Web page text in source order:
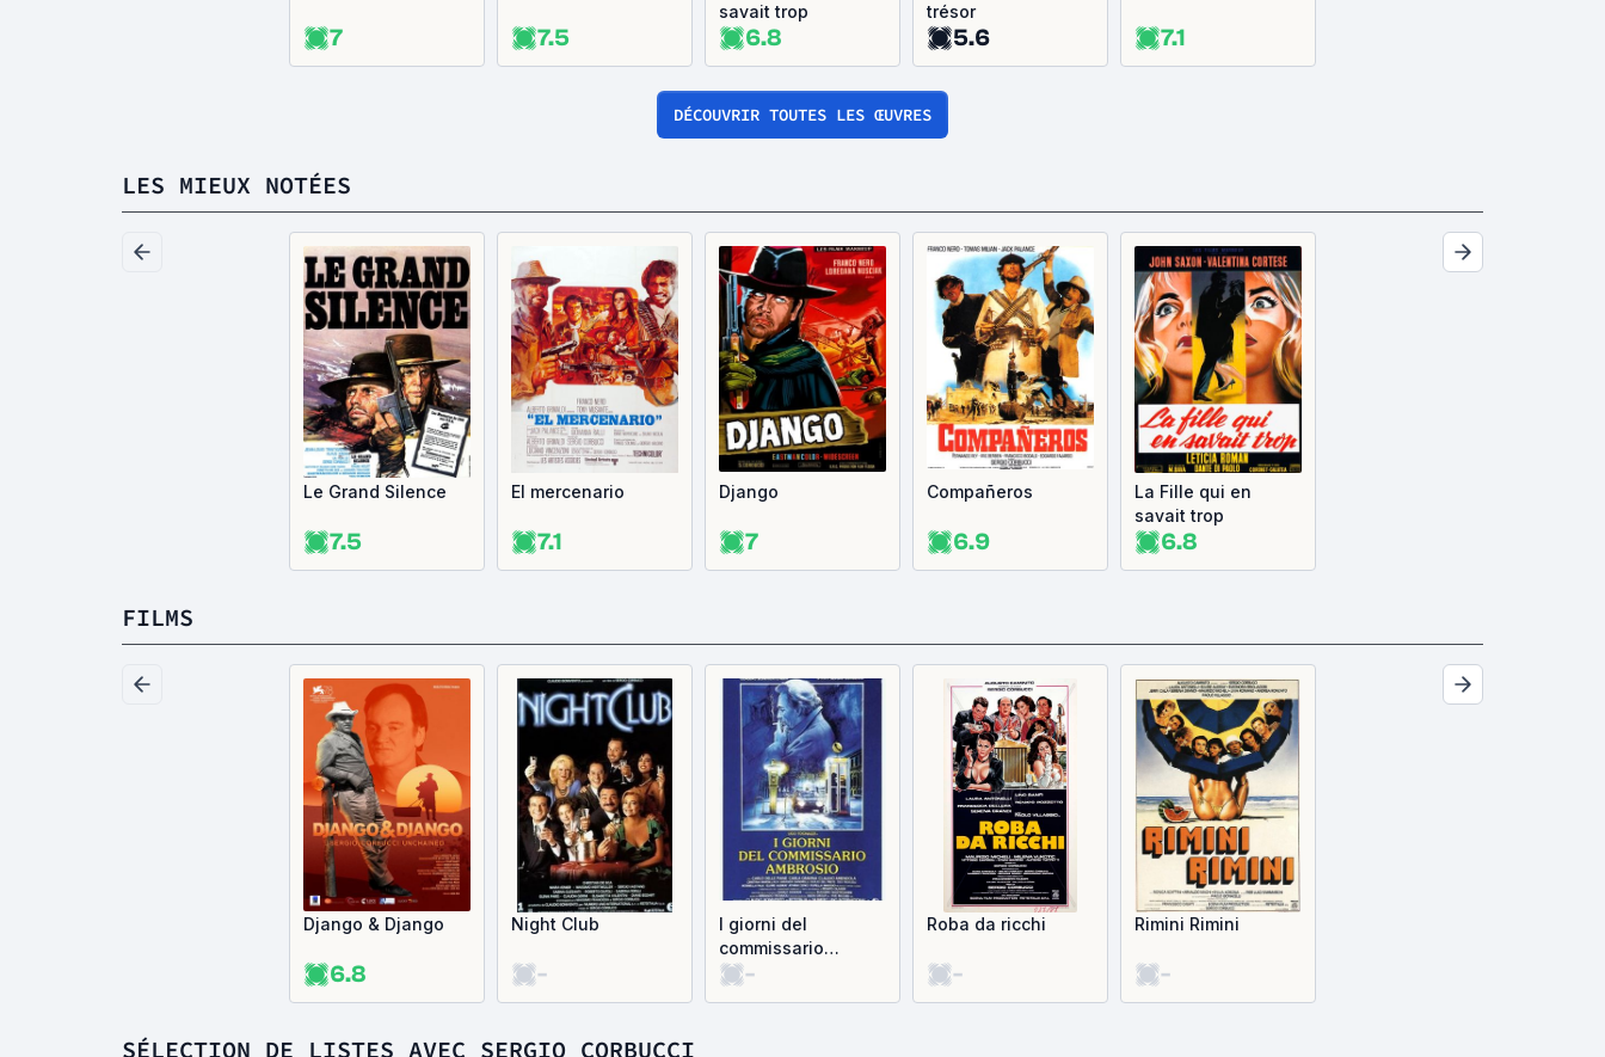
7 7.5
savait trop
6.8
trésor
5.6 7.1
DÉCOUVRIR TOUTES LES ŒUVRES
LES MIEUX NOTÉES
Le Grand Silence
7.5
El mercenario
7.1
Django
7
Compañeros
6.9
La Fille qui en
savait trop
6.8
FILMS
Django & Django
6.8
Night Club
-
I giorni del
commissario
Ambrosio
-
Roba da ricchi
-
Rimini Rimini
-
SÉLECTION DE LISTES AVEC SERGIO CORBUCCI